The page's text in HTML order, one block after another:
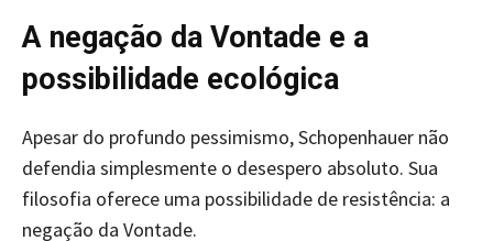
A negação da Vontade e a
possibilidade ecológica
Apesar do profundo pessimismo, Schopenhauer não
defendia simplesmente o desespero absoluto. Sua
filosofia oferece uma possibilidade de resistência: a
negação da Vontade.